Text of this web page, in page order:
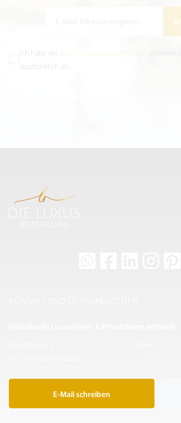
Ich habe die Datenschutzbestimmungen
gelesen
ausdrücklich an.
E-Mail schreiben